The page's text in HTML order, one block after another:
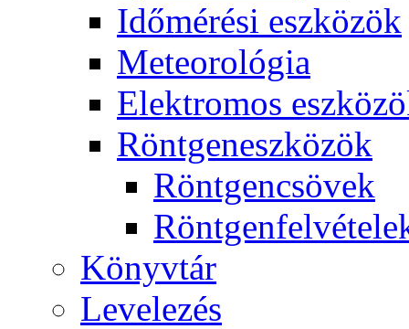
Idő­mé­ré­si esz­kö­zök
Me­te­o­ro­ló­gia
Elekt­ro­mos
Rönt­gen­esz­kö­zök
Rönt­gen­csö­vek
Könyv­tár
Le­ve­le­zés